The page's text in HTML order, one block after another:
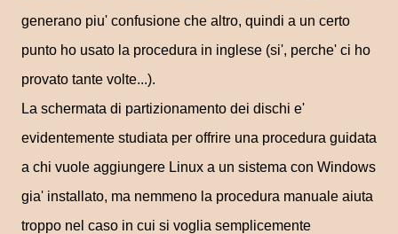
generano piu' confusione che altro, quindi a un certo
punto ho usato la procedura in inglese (si', perche' ci ho
provato tante volte...).
La schermata di partizionamento dei dischi e'
evidentemente studiata per offrire una procedura guidata
a chi vuole aggiungere Linux a un sistema con Windows
gia' installato, ma nemmeno la procedura manuale aiuta
troppo nel caso in cui si voglia semplicemente